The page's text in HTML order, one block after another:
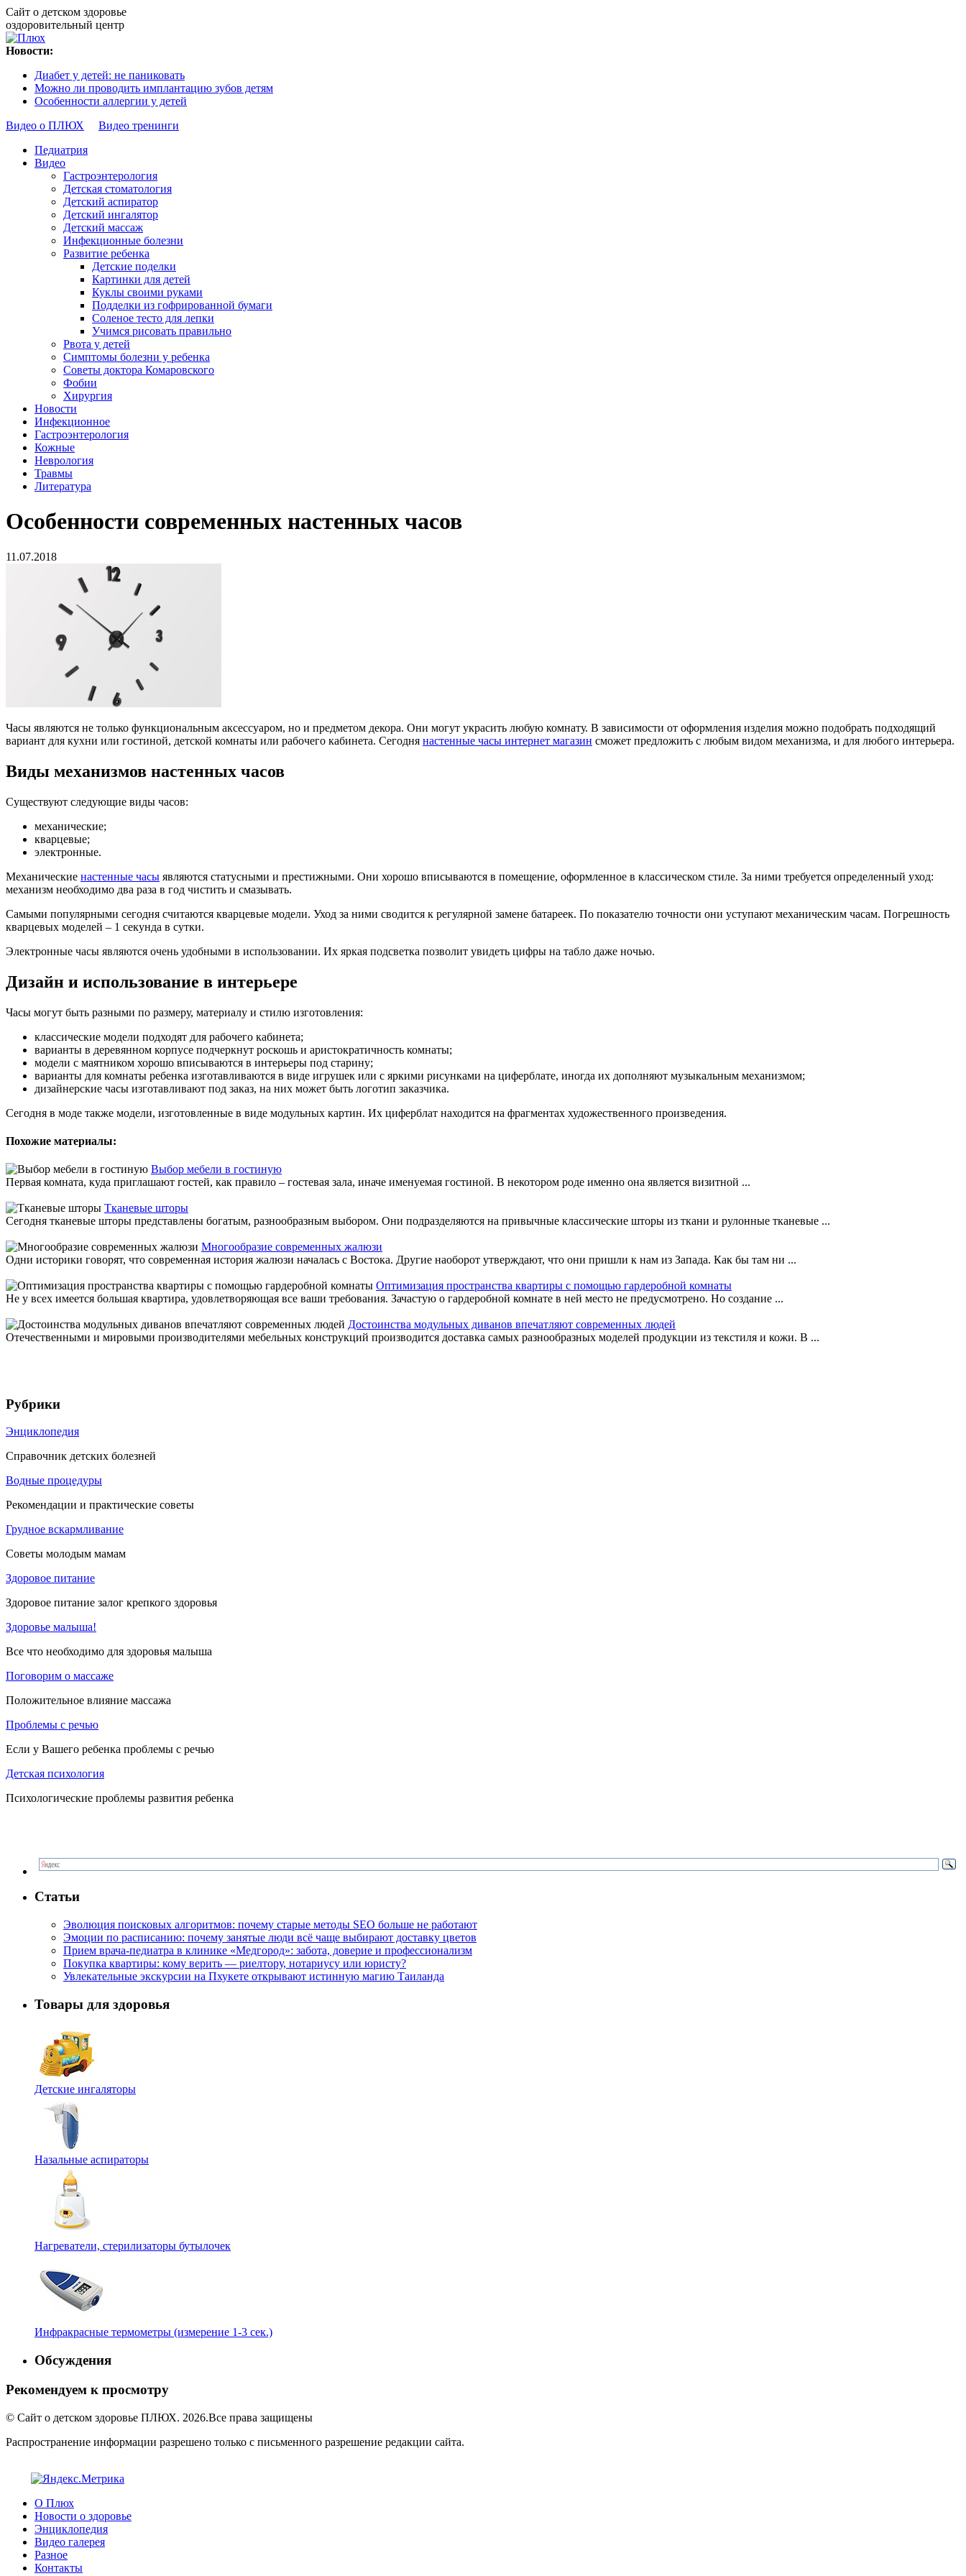
Сайт о детском здоровье
оздоровительный центр
Новости:
Диабет у детей: не паниковать
Можно ли проводить имплантацию зубов детям
Особенности аллергии у детей
Видео о ПЛЮХ
Видео тренинги
Педиатрия
Видео
Гастроэнтерология
Детская стоматология
Детский аспиратор
Детский ингалятор
Детский массаж
Инфекционные болезни
Развитие ребенка
Детские поделки
Картинки для детей
Куклы своими руками
Подделки из гофрированной бумаги
Соленое тесто для лепки
Учимся рисовать правильно
Рвота у детей
Симптомы болезни у ребенка
Советы доктора Комаровского
Фобии
Хирургия
Новости
Инфекционное
Гастроэнтерология
Кожные
Неврология
Травмы
Литература
Особенности современных настенных часов
11.07.2018
Часы являются не только функциональным аксессуаром, но и предметом декора. Они могут украсить любую комнату. В зависимости от оформления изделия можно подобрать подходящий
вариант для кухни или гостиной, детской комнаты или рабочего кабинета. Сегодня настенные часы интернет магазин сможет предложить с любым видом механизма, и для любого интерьера.
Виды механизмов настенных часов
Существуют следующие виды часов:
механические;
кварцевые;
электронные.
Механические настенные часы являются статусными и престижными. Они хорошо вписываются в помещение, оформленное в классическом стиле. За ними требуется определенный уход:
механизм необходимо два раза в год чистить и смазывать.
Самыми популярными сегодня считаются кварцевые модели. Уход за ними сводится к регулярной замене батареек. По показателю точности они уступают механическим часам. Погрешность
кварцевых моделей – 1 секунда в сутки.
Электронные часы являются очень удобными в использовании. Их яркая подсветка позволит увидеть цифры на табло даже ночью.
Дизайн и использование в интерьере
Часы могут быть разными по размеру, материалу и стилю изготовления:
классические модели подходят для рабочего кабинета;
варианты в деревянном корпусе подчеркнут роскошь и аристократичность комнаты;
модели с маятником хорошо вписываются в интерьеры под старину;
варианты для комнаты ребенка изготавливаются в виде игрушек или с яркими рисунками на циферблате, иногда их дополняют музыкальным механизмом;
дизайнерские часы изготавливают под заказ, на них может быть логотип заказчика.
Сегодня в моде также модели, изготовленные в виде модульных картин. Их циферблат находится на фрагментах художественного произведения.
Похожие материалы:
Выбор мебели в гостиную
Первая комната, куда приглашают гостей, как правило – гостевая зала, иначе именуемая гостиной. В некотором роде именно она является визитной ...
Тканевые шторы
Сегодня тканевые шторы представлены богатым, разнообразным выбором. Они подразделяются на привычные классические шторы из ткани и рулонные тканевые ...
Многообразие современных жалюзи
Одни историки говорят, что современная история жалюзи началась с Востока. Другие наоборот утверждают, что они пришли к нам из Запада. Как бы там ни ...
Оптимизация пространства квартиры с помощью гардеробной комнаты
Не у всех имеется большая квартира, удовлетворяющая все ваши требования. Зачастую о гардеробной комнате в ней место не предусмотрено. Но создание ...
Достоинства модульных диванов впечатляют современных людей
Отечественными и мировыми производителями мебельных конструкций производится доставка самых разнообразных моделей продукции из текстиля и кожи. В ...
Рубрики
Энциклопедия
Справочник детских болезней
Водные процедуры
Рекомендации и практические советы
Грудное вскармливание
Советы молодым мамам
Здоровое питание
Здоровое питание залог крепкого здоровья
Здоровье малыша!
Все что необходимо для здоровья малыша
Поговорим о массаже
Положительное влияние массажа
Проблемы с речью
Если у Вашего ребенка проблемы с речью
Детская психология
Психологические проблемы развития ребенка
Статьи
Эволюция поисковых алгоритмов: почему старые методы SEO больше не работают
Эмоции по расписанию: почему занятые люди всё чаще выбирают доставку цветов
Прием врача-педиатра в клинике «Медгород»: забота, доверие и профессионализм
Покупка квартиры: кому верить — риелтору, нотариусу или юристу?
Увлекательные экскурсии на Пхукете открывают истинную магию Таиланда
Товары для здоровья
Детские ингаляторы
Назальные аспираторы
Нагреватели, стерилизаторы бутылочек
Инфракрасные термометры (измерение 1-3 сек.)
Обсуждения
Рекомендуем к просмотру
© Сайт о детском здоровье ПЛЮХ. 2026.Все права защищены
Распространение информации разрешено только с письменного разрешение редакции сайта.
О Плюх
Новости о здоровье
Энциклопедия
Видео галерея
Разное
Контакты